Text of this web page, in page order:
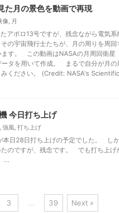
た月の景色を動画で再現
像, 月
アポロ13号ですが、残念ながら電気系
の宇宙飛行士たちが、月の周りを周回
ます。 この動画はNASAの月周回衛星
ータを用いて作成。 まるで自分が月の
ください。 (Credit: NASA's
今日打ち上げ
, 強風, 打ち上げ
本日28日打ち上げの予定でした。 し
のですが、残念です。 でも打ち上げ
...
3 … 39 Next »